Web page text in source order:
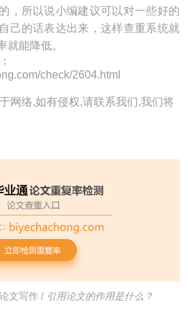
，所以说小编建议可以对一些好的
己的话表达出来，这样查重系统就
就能降低。
check/2604.html​
网络,如有侵权,请联系我们,我们将
论文写作 / 引用论文的作用是什么？